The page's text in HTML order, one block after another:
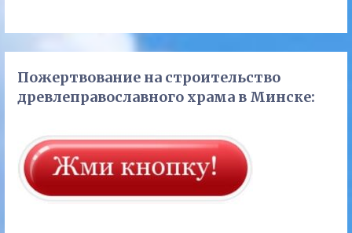
Пожертвование на строительство
древлеправославного храма в Минске: